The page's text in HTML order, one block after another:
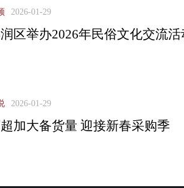
2026-01-29
区举办2026年民俗文化交流活
2026-01-29
加大备货量 迎接新春采购季